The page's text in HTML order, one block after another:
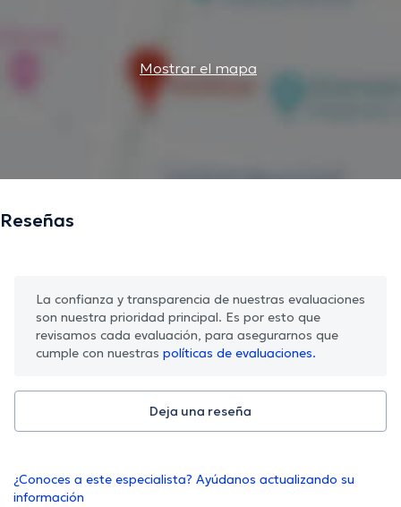
Mostrar el mapa
Reseñas
La confianza y transparencia de nuestras evaluaciones
son nuestra prioridad principal. Es por esto que
revisamos cada evaluación, para asegurarnos que
cumple con nuestras políticas de evaluaciones.
Deja una reseña
¿Conoces a este especialista? Ayúdanos actualizando su
información